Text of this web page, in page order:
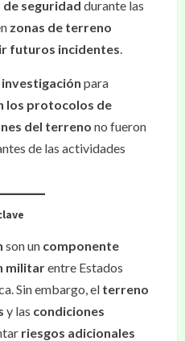
seguridad durante las
zonas de terreno
futuros incidentes.
para
los protocolos de
del terreno no fueron
de las actividades
son un componente
militarentre Estados
Sin embargo, el terreno
y las condiciones
riesgos adicionales